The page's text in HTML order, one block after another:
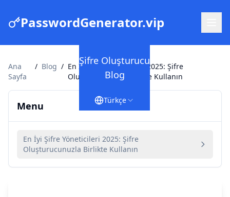
PasswordGenerator.vip
Şifre Oluşturucu
Blog
Türkçe
Ana
Sayfa
/ Blog / En İyi Şifre Yöneticileri 2025: Şifre
Oluşturucunuzla Birlikte Kullanın
Menu
En İyi Şifre Yöneticileri 2025: Şifre
Oluşturucunuzla Birlikte Kullanın